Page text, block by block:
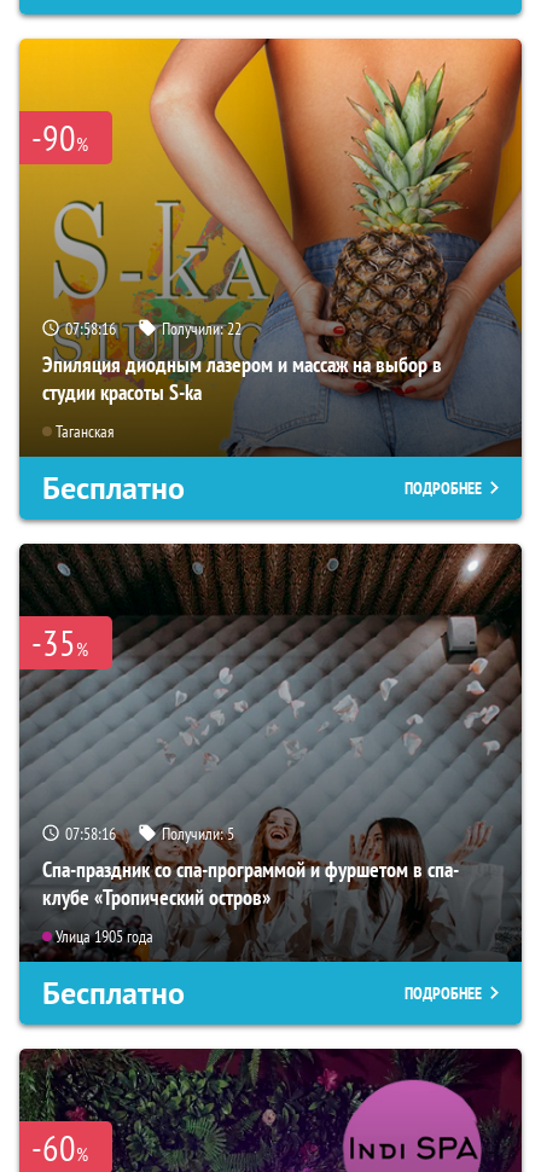
-90%
07:58:14 Получили:22
Эпиляция диодным лазером и массаж на выбор в
студии красоты S-ka
Таганская
Бесплатно ПОДРОБНЕЕ
-35%
07:58:14 Получили:5
Спа-праздник со спа-программой и фуршетом в спа-
клубе «Тропический остров»
Улица 1905 года
Бесплатно ПОДРОБНЕЕ
-60%